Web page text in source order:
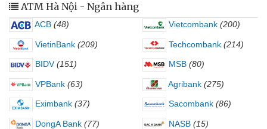
ATM Hà Nội - Ngân hàng
ACB (48) Vietcombank (200)
VietinBank (209) Techcombank (214)
BIDV (151) MSB (80)
VPBank (63) Agribank (275)
Eximbank (37) Sacombank (86)
DongA Bank (77) NASB (15)